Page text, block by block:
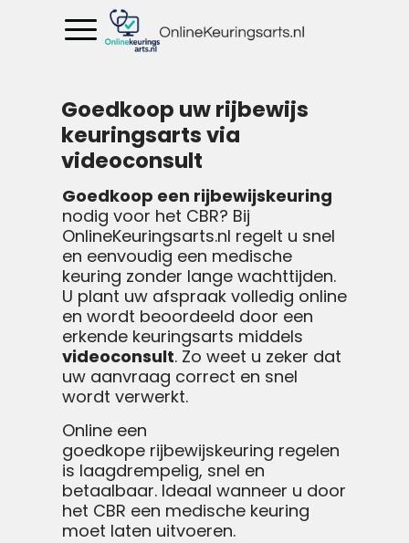
Goedkoop uw rijbewijs
keuringsarts via
videoconsult
Goedkoop een rijbewijskeuring
nodig voor het CBR? Bij
OnlineKeuringsarts.nl regelt u snel
en eenvoudig een medische
keuring zonder lange wachttijden.
U plant uw afspraak volledig online
en wordt beoordeeld door een
erkende keuringsarts middels
videoconsult. Zo weet u zeker dat
uw aanvraag correct en snel
wordt verwerkt.
Online een
goedkope rijbewijskeuring regelen
is laagdrempelig, snel en
betaalbaar. Ideaal wanneer u door
het CBR een medische keuring
moet laten uitvoeren.